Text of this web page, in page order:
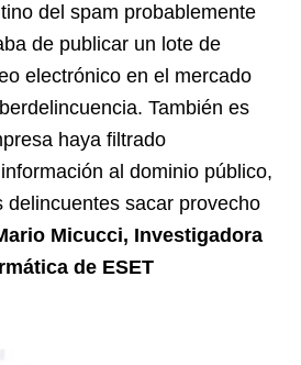
del spam probablemente
de publicar un lote de
electrónico en el mercado
También es
haya filtrado
al dominio público,
delincuentes sacar provecho
Micucci, Investigadora
de ESET